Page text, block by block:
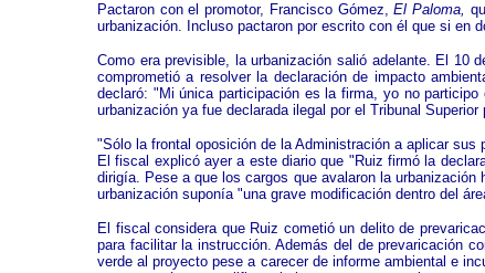
Pactaron con el promotor, Francisco Gómez,El Paloma,
urbanización. Incluso pactaron por escrito con él que si en
Como era previsible, la urbanización salió adelante. El 10
comprometió a resolver la declaración de impacto
declaró: "Mi única participación es la firma, yo no
urbanización ya fue declarada ilegal por el Tribunal
"Sólo la frontal oposición de la Administración a aplicar
El fiscal explicó ayer a este diario que "Ruiz firmó la
dirigía. Pese a que los cargos que avalaron la
urbanización suponía "una grave modificación dentro del
El fiscal considera que Ruiz cometió un delito de
para facilitar la instrucción. Además del de prevaricación
verde al proyecto pese a carecer de informe ambiental e